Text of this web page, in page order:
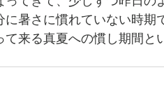
暑さに慣れていない時期
来る真夏への慣し期間と